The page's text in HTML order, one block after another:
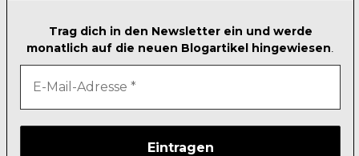
Trag dich in den Newsletter ein und werde
monatlich auf die neuen Blogartikel hingewiesen.